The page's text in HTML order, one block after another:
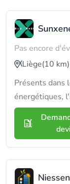
Pas encore
Liège(10 km)
Présents dans
énergétiques,